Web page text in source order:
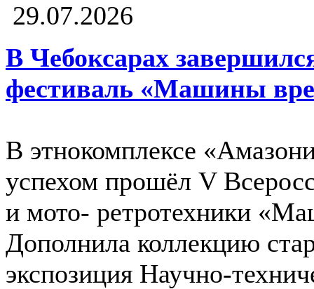
29.07.2026
В Чебоксарах
фестиваль «Машины
В этнокомплексе
успехом прошёл V
и мото- ретротехники
Дополнила коллекцию
экспозиция Научно-